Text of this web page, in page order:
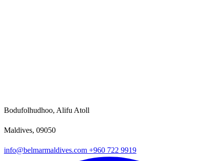
Bodufolhudhoo, Alifu Atoll
Maldives, 09050
info@belmarmaldives.com +960 722 9919